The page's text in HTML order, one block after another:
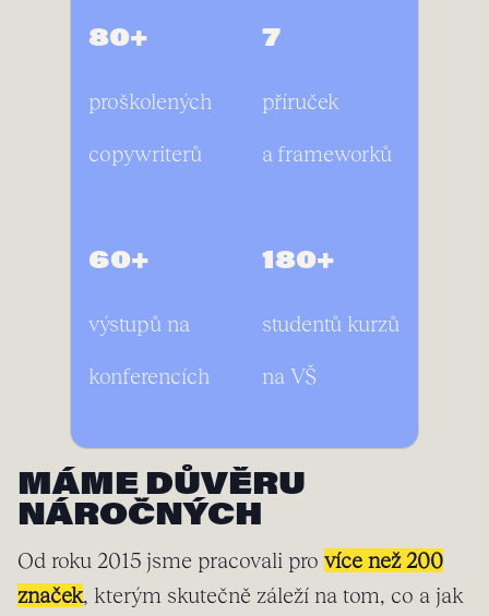
80+
proškolených
copywriterů
7
příruček
a frameworků
60+
výstupů na
konferencích
180+
studentů kurzů
na VŠ
MÁME DŮVĚRU
NÁROČNÝCH
Od roku 2015 jsme pracovali pro více než 200
značek, kterým skutečně záleží na tom, co a jak